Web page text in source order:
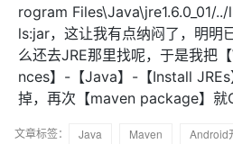
rogram Files\Java\jre1.6.0_01/
ls:jar，这让我有点纳闷了，明明
么还去JRE那里找呢，于是我把
nces】-【Java】-【Install
掉，再次【maven package】就
文章标签： Java Maven Android